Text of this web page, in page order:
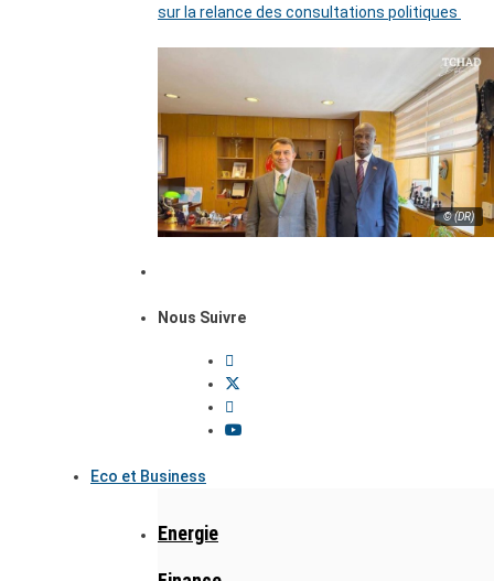
sur la relance des consultations politiques
© (DR)
Nous Suivre
Eco et Business
Energie